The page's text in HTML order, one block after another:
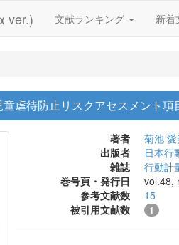
ver.) 文献ランキング 新着
童虐待防止リスクアセスメント
著者 菊池 愛
出版者
日本行
雑誌
行動計
巻号頁・発行日
vol.48,
参考文献数
15
被引用文献数
1